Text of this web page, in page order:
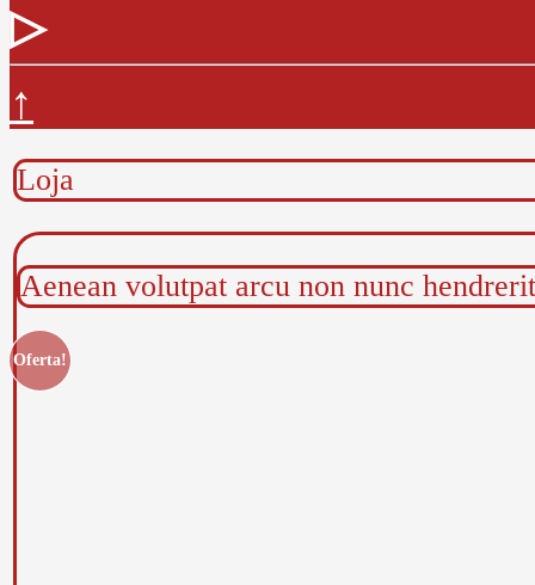
▷
↑
Loja
Aenean volutpat arcu non nunc
Oferta!